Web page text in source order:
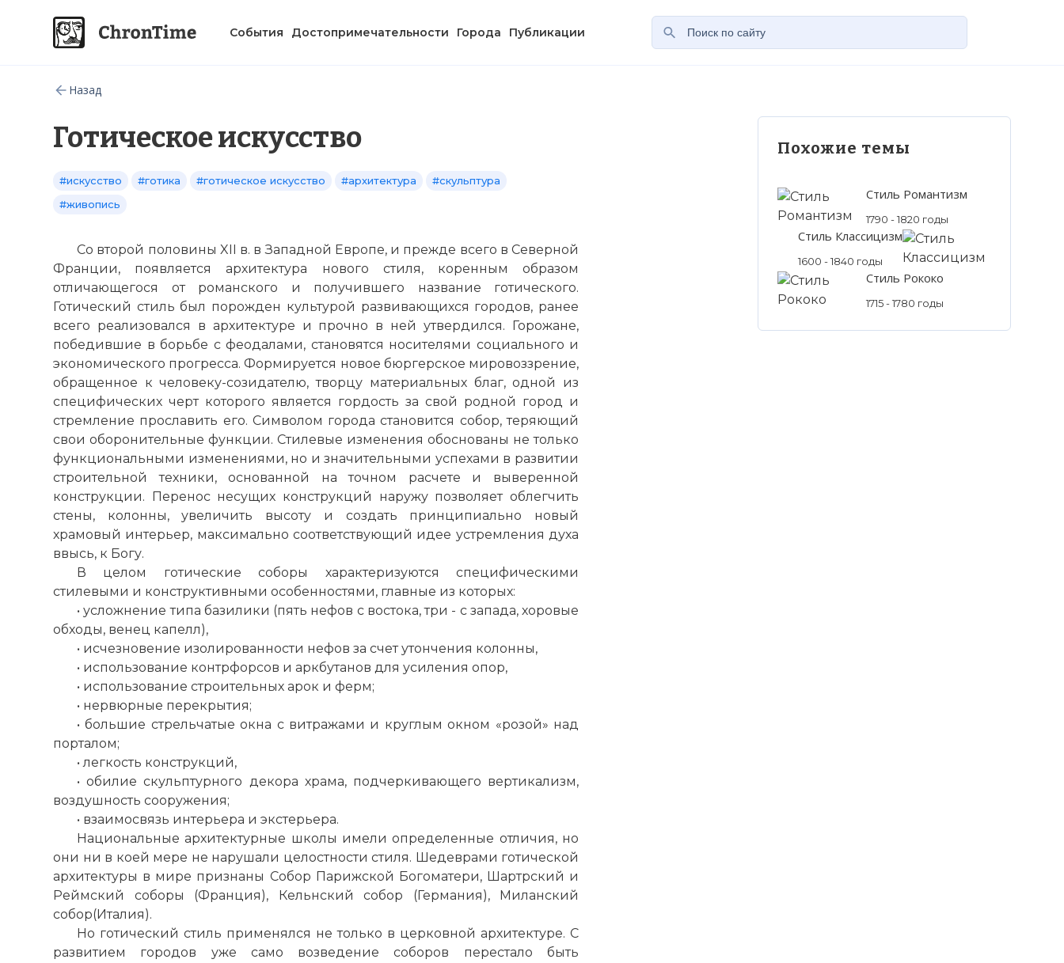
События Достопримечательности Города Публикации
Назад
Готическое искусство
#искусство #готика #готическое искусство #архитектура
#скульптура
#живопись
Со второй половины XII в. в Западной Европе, и прежде всего в Северной
Франции, появляется архитектура нового стиля, коренным образом
отличающегося от романского и получившего название готического.
Готический стиль был порожден культурой развивающихся городов, ранее
всего реализовался в архитектуре и прочно в ней утвердился. Горожане,
победившие в борьбе с феодалами, становятся носителями социального и
экономического прогресса. Формируется новое бюргерское мировоззрение,
обращенное к человеку-созидателю, творцу материальных благ, одной из
специфических черт которого является гордость за свой родной город и
стремление прославить его. Символом города становится собор, теряющий
свои оборонительные функции. Стилевые изменения обоснованы не только
функциональными изменениями, но и значительными успехами в развитии
строительной техники, основанной на точном расчете и выверенной
конструкции. Перенос несущих конструкций наружу позволяет облегчить
стены, колонны, увеличить высоту и создать принципиально новый
храмовый интерьер, максимально соответствующий идее устремления духа
ввысь, к Богу.
В целом готические соборы характеризуются специфическими
стилевыми и конструктивными особенностями, главные из которых:
• усложнение типа базилики (пять нефов с востока, три - с запада, хоровые
обходы, венец капелл),
• исчезновение изолированности нефов за счет утончения колонны,
• использование контрфорсов и аркбутанов для усиления опор,
• использование строительных арок и ферм;
• нервюрные перекрытия;
• большие стрельчатые окна с витражами и круглым окном «розой» над
порталом;
• легкость конструкций,
• обилие скульптурного декора храма, подчеркивающего вертикализм,
воздушность сооружения;
• взаимосвязь интерьера и экстерьера.
Национальные архитектурные школы имели определенные отличия, но
они ни в коей мере не нарушали целостности стиля. Шедеврами готической
архитектуры в мире признаны Собор Парижской Богоматери, Шартрский и
Реймский соборы (Франция), Кельнский собор (Германия), Миланский
собор(Италия).
Но готический стиль применялся не только в церковной архитектуре. С
развитием городов уже само возведение соборов перестало быть
Похожие темы
Стиль Романтизм
1790 - 1820 годы
Стиль Классицизм
1600 - 1840 годы
Стиль Рококо
1715 - 1780 годы